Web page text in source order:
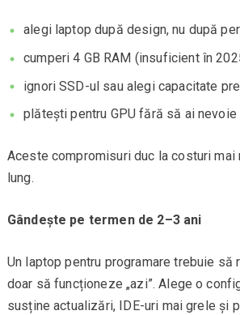
alegi laptop după design, nu după
cumperi 4 GB RAM (insuficient în
ignori SSD-ul sau alegi capacitate
plătești pentru GPU fără să ai nevoie
Aceste compromisuri duc la costuri mai
lung.
Gândește pe termen de 2–3 ani
Un laptop pentru programare trebuie să
doar să funcționeze „azi”. Alege o
susține actualizări, IDE-uri mai grele și